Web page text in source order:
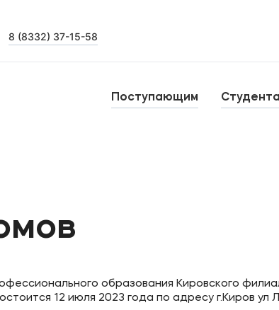
8 (8332) 37-15-58
Поступающим
Высшее образование
образования Кировского
12 июля 2023 года по адресу г.Киров ул